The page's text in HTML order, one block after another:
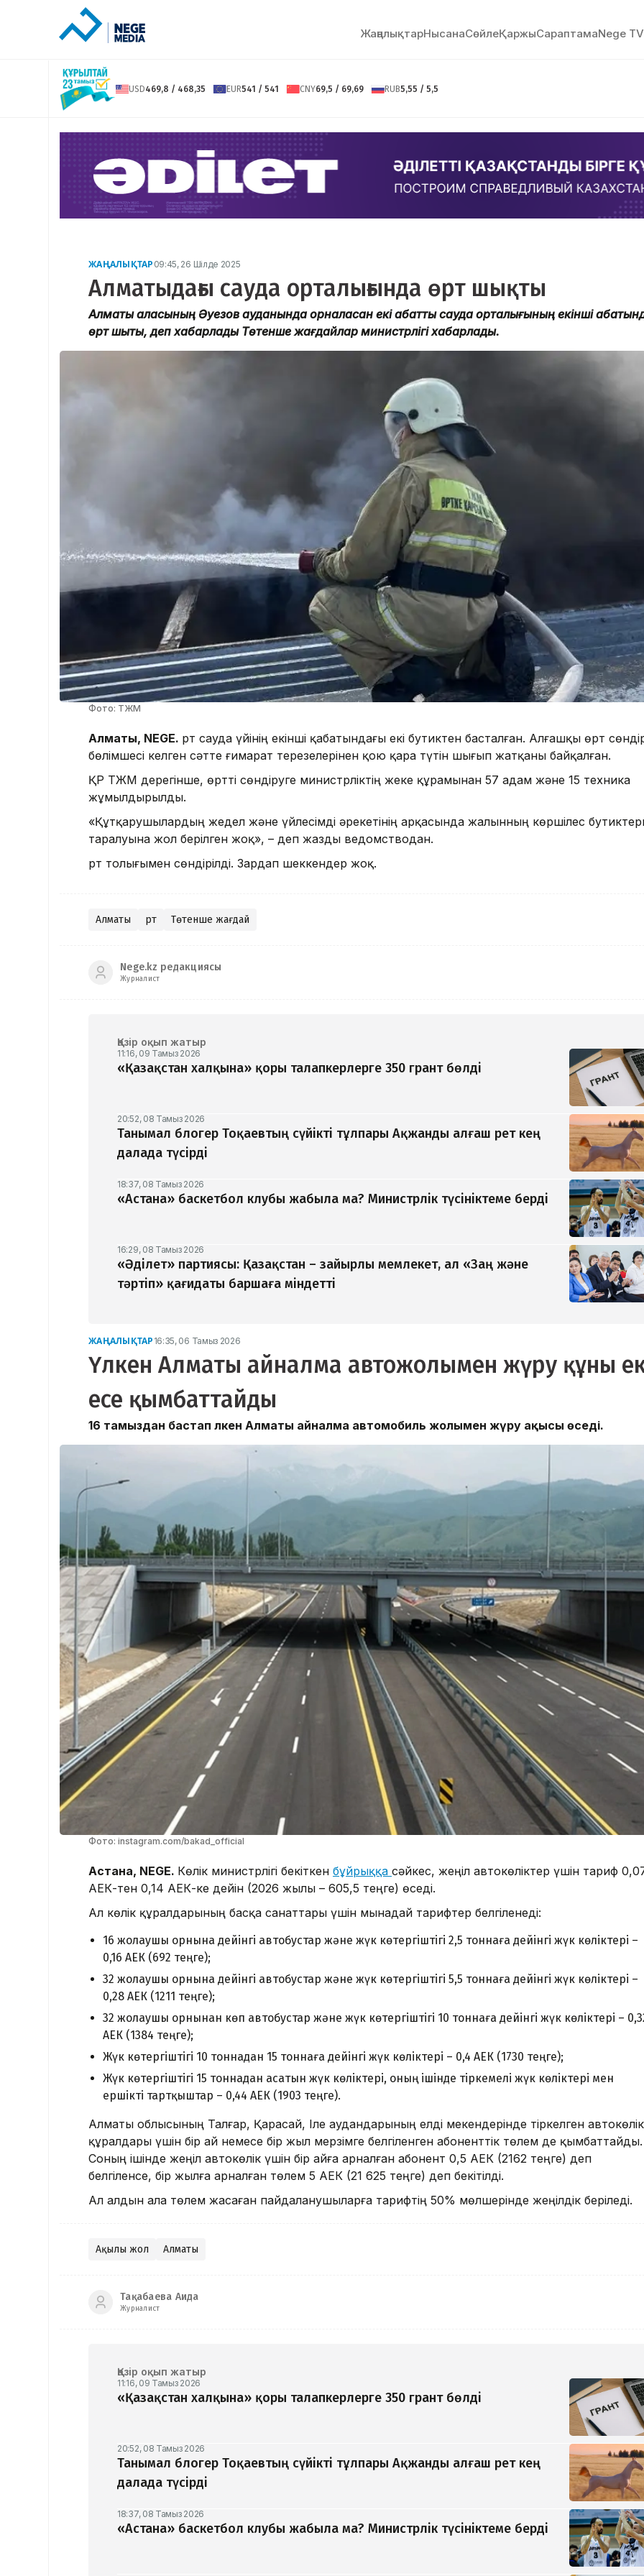
ЖаңалықтарНысанаСөйлeҚаржыСараптамаNege TV
USD469,8 / 468,35 EUR541 / 541 CNY69,5 / 69,69 RUB5,55 / 5,5
ЖАҢАЛЫҚТАР 09:45, 26 Шілде 2025
Алматыдағы сауда орталығында өрт шықты
Алматы қаласының Әуезов ауданында орналасқан екі қабатты сауда орталығының екінші
өрт шықты, деп хабарлады Төтенше жағдайлар министрлігі хабарлады.
Фото: ТЖМ
Алматы, NEGE. Өрт сауда үйінің екінші қабатындағы екі бутиктен басталған. Алғашқы өрт
бөлімшесі келген сәтте ғимарат терезелерінен қою қара түтін шығып жатқаны байқалған.
ҚР ТЖМ дерегінше, өртті сөндіруге министрліктің жеке құрамынан 57 адам және 15 техника
жұмылдырылды.
«Құтқарушылардың жедел және үйлесімді әрекетінің арқасында жалынның көршілес
таралуына жол берілген жоқ», – деп жазды ведомстводан.
Өрт толығымен сөндірілді. Зардап шеккендер жоқ.
Алматы Өрт Төтенше жағдай
Nege.kz редакциясы
Журналист
Қазір оқып жатыр
11:16, 09 Тамыз 2026
«Қазақстан халқына» қоры талапкерлерге 350 грант бөлді
20:52, 08 Тамыз 2026
Танымал блогер Тоқаевтың сүйікті тұлпары Ақжанды алғаш рет кең
далада түсірді
18:37, 08 Тамыз 2026
«Астана» баскетбол клубы жабыла ма? Министрлік түсініктеме берді
16:29, 08 Тамыз 2026
«Әділет» партиясы: Қазақстан – зайырлы мемлекет, ал «Заң және
тәртіп» қағидаты баршаға міндетті
ЖАҢАЛЫҚТАР 16:35, 06 Тамыз 2026
Үлкен Алматы айналма автожолымен жүру құны
есе қымбаттайды
16 тамыздан бастап Үлкен Алматы айналма автомобиль жолымен жүру ақысы өседі.
Фото: instagram.com/bakad_official
Астана, NEGE. Көлік министрлігі бекіткен бұйрыққа сәйкес, жеңіл автокөліктер үшін тариф
АЕК-тен 0,14 АЕК-ке дейін (2026 жылы – 605,5 теңге) өседі.
Ал көлік құралдарының басқа санаттары үшін мынадай тарифтер белгіленеді:
16 жолаушы орнына дейінгі автобустар және жүк көтергіштігі 2,5 тоннаға дейінгі жүк көліктері –
0,16 АЕК (692 теңге);
32 жолаушы орнына дейінгі автобустар және жүк көтергіштігі 5,5 тоннаға дейінгі жүк көліктері –
0,28 АЕК (1211 теңге);
32 жолаушы орнынан көп автобустар және жүк көтергіштігі 10 тоннаға дейінгі жүк көліктері –
АЕК (1384 теңге);
Жүк көтергіштігі 10 тоннадан 15 тоннаға дейінгі жүк көліктері – 0,4 АЕК (1730 теңге);
Жүк көтергіштігі 15 тоннадан асатын жүк көліктері, оның ішінде тіркемелі жүк көліктері мен
ершікті тартқыштар – 0,44 АЕК (1903 теңге).
Алматы облысының Талғар, Қарасай, Іле аудандарының елді мекендерінде тіркелген автокөлік
құралдары үшін бір ай немесе бір жыл мерзімге белгіленген абоненттік төлем де қымбаттайды.
Соның ішінде жеңіл автокөлік үшін бір айға арналған абонент 0,5 АЕК (2162 теңге) деп
белгіленсе, бір жылға арналған төлем 5 АЕК (21 625 теңге) деп бекітілді.
Ал алдын ала төлем жасаған пайдаланушыларға тарифтің 50% мөлшерінде жеңілдік беріледі.
Ақылы жол Алматы
Тақабаева Аида
Журналист
Қазір оқып жатыр
11:16, 09 Тамыз 2026
«Қазақстан халқына» қоры талапкерлерге 350 грант бөлді
20:52, 08 Тамыз 2026
Танымал блогер Тоқаевтың сүйікті тұлпары Ақжанды алғаш рет кең
далада түсірді
18:37, 08 Тамыз 2026
«Астана» баскетбол клубы жабыла ма? Министрлік түсініктеме берді